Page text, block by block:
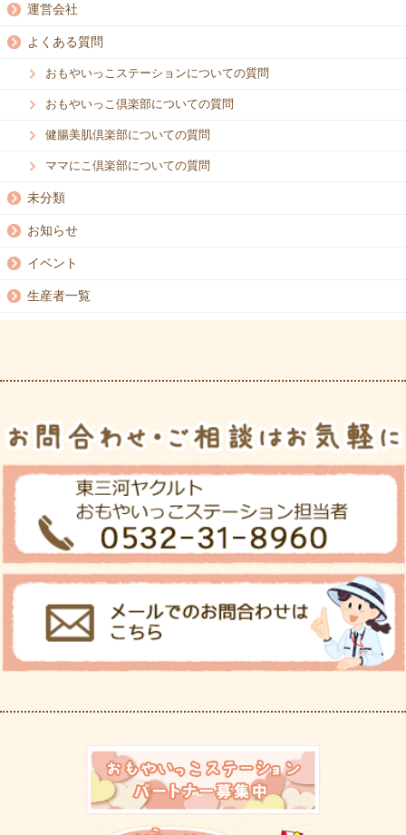
運営会社
よくある質問
おもやいっこステーションについての質問
おもやいっこ倶楽部についての質問
健腸美肌倶楽部についての質問
ママにこ倶楽部についての質問
未分類
お知らせ
イベント
生産者一覧